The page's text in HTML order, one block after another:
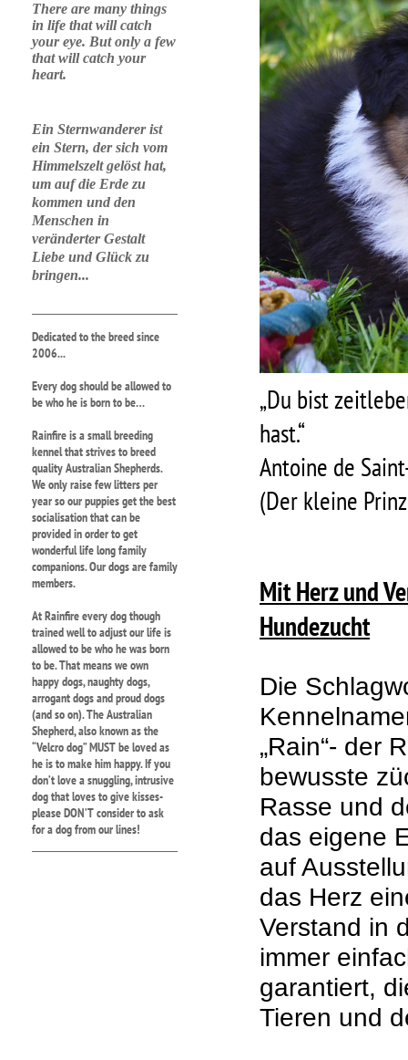
There are many things
in life that will catch
your eye. But only a few
that will catch your
heart.
Ein Sternwanderer ist
ein Stern, der sich vom
Himmelszelt gelöst hat,
um auf die Erde zu
kommen und den
Menschen in
veränderter Gestalt
Liebe und Glück zu
bringen...
Dedicated to the breed since
2006...
Every dog should be allowed to
be who he is born to be…
Rainfire is a small breeding
kennel that strives to breed
quality Australian Shepherds.
We only raise few litters per
year so our puppies get the best
socialisation that can be
provided in order to get
wonderful life long family
companions. Our dogs are family
members.
At Rainfire every dog though
trained well to adjust our life is
allowed to be who he was born
to be. That means we own
happy dogs, naughty dogs,
arrogant dogs and proud dogs
(and so on). The Australian
Shepherd, also known as the
“Velcro dog” MUST be loved as
he is to make him happy. If you
don’t love a snuggling, intrusive
dog that loves to give kisses-
please DON’T consider to ask
for a dog from our lines!
„Du bist
hast.“
Antoine de
(Der kleine
Mit Herz und
Hundezucht
Die
„Rain“- der
bewusste
Rasse und
das eigene
auf
das Herz
Verstand in
immer
garantiert,
Tieren und